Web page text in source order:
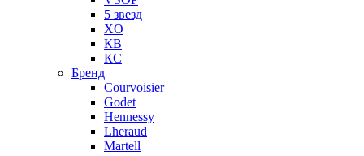
5 звезд
XO
КВ
КС
Бренд
Courvoisier
Godet
Hennessy
Lheraud
Martell